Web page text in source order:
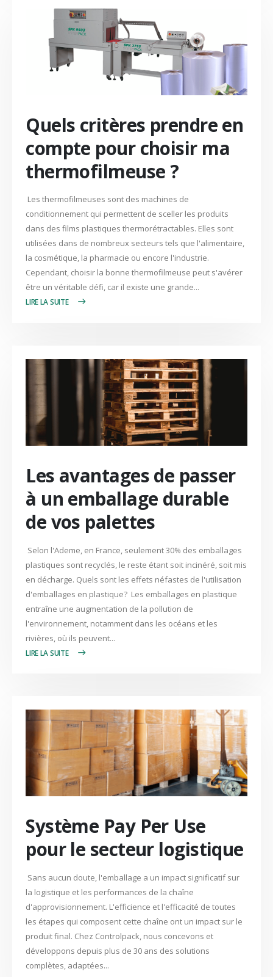
Quels critères prendre en
compte pour choisir ma
thermofilmeuse ?
Les thermofilmeuses sont des machines de
conditionnement qui permettent de sceller les produits
dans des films plastiques thermorétractables. Elles sont
utilisées dans de nombreux secteurs tels que l'alimentaire,
la cosmétique, la pharmacie ou encore l'industrie.
Cependant, choisir la bonne thermofilmeuse peut s'avérer
être un véritable défi, car il existe une grande...
Les avantages de passer
à un emballage durable
de vos palettes
Selon l'Ademe, en France, seulement 30% des emballages
plastiques sont recyclés, le reste étant soit incinéré, soit mis
en décharge. Quels sont les effets néfastes de l'utilisation
d'emballages en plastique? Les emballages en plastique
entraîne une augmentation de la pollution de
l'environnement, notamment dans les océans et les
rivières, où ils peuvent...
Système Pay Per Use
pour le secteur logistique
Sans aucun doute, l'emballage a un impact significatif sur
la logistique et les performances de la chaîne
d'approvisionnement. L'efficience et l'efficacité de toutes
les étapes qui composent cette chaîne ont un impact sur le
produit final. Chez Controlpack, nous concevons et
développons depuis plus de 30 ans des solutions
complètes, adaptées...